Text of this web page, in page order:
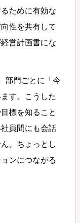
ために有効な
性を共有して
営計画書にな
部門ごとに「今
す。こうした
標を知ること
員間にも会話
。ちょっとし
ンにつながる